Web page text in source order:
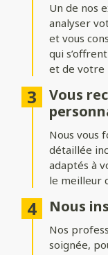
dynamique.
Bombé ou bombé
effet plus
Chapeau de
: une touche
Occultation
Adaptez le niveau
Portail plein: :
Portail semi-ajouré
luminosité.
Un de nos
analyser
et vous
qui
et de votre
Vous
Nous vous
détaillée
adaptés à
le meilleur
Nous
Nos
soignée,